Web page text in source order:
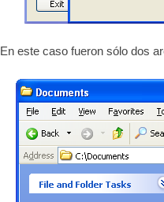
En este caso fueron sólo dos